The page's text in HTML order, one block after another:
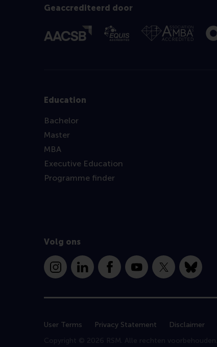
Geaccrediteerd door
Education
Bachelor
Master
MBA
Executive Education
Programme finder
Volg ons
InstagramLinkedInFacebookYouTube
X Bluesky
User Terms Privacy Statement Disclaimer